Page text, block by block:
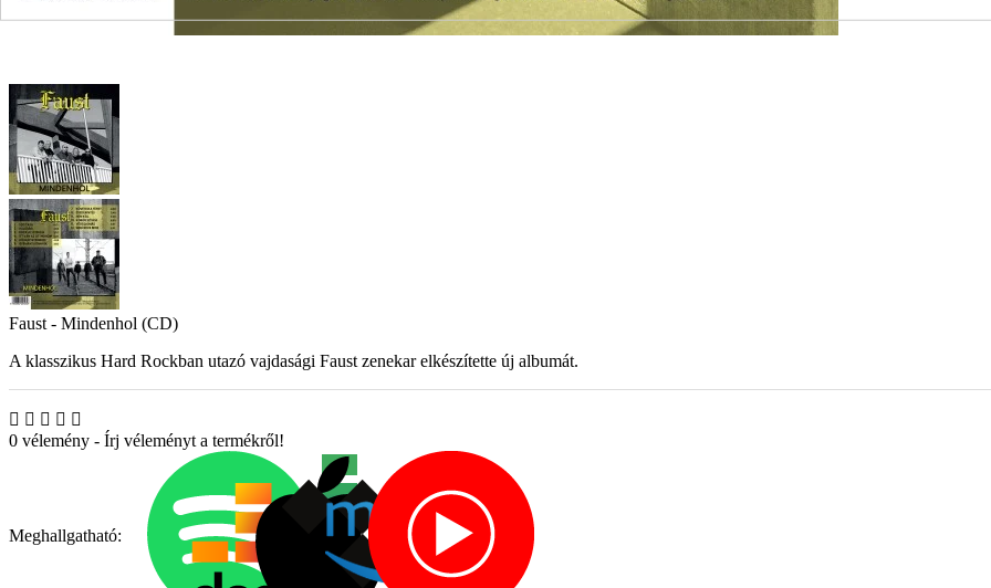
Faust - Mindenhol (CD)
A klasszikus Hard Rockban utazó vajdasági Faust zenekar elkészítette új albumát.
0 vélemény - Írj véleményt a termékről!
Meghallgatható: